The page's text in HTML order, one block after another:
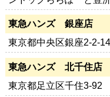
東急ハンズ 銀座店
東京都中央区銀座2-2-
東急ハンズ 北千住店
東京都足立区千住3-92